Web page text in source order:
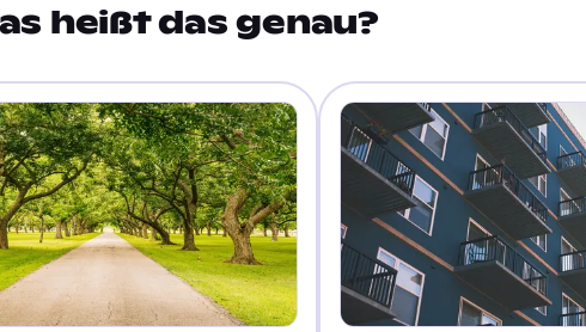
heißt das genau?